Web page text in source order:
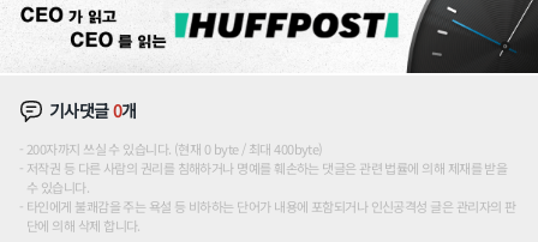
기사댓글0개
200자까지 쓰실 수 있습니다. (현재 0 byte / 최대 400byte)
저작권 등 다른 사람의 권리를 침해하거나 명예를 훼손하는 댓글은 관련 법률에 의해 제재를 받을
수 있습니다.
타인에게 불쾌감을 주는 욕설 등 비하하는 단어가 내용에 포함되거나 인신공격성 글은 관리자의 판
단에 의해 삭제 합니다.